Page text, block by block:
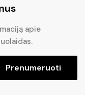
apie
Prenumeruoti